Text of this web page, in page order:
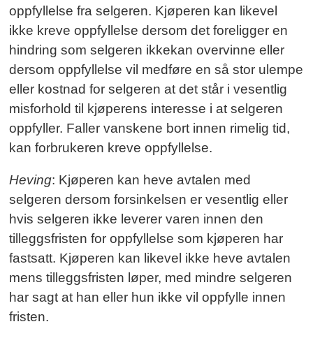
oppfyllelse fra selgeren. Kjøperen kan likevel
ikke kreve oppfyllelse dersom det foreligger en
hindring som selgeren ikkekan overvinne eller
dersom oppfyllelse vil medføre en så stor ulempe
eller kostnad for selgeren at det står i vesentlig
misforhold til kjøperens interesse i at selgeren
oppfyller. Faller vanskene bort innen rimelig tid,
kan forbrukeren kreve oppfyllelse.
Heving: Kjøperen kan heve avtalen med
selgeren dersom forsinkelsen er vesentlig eller
hvis selgeren ikke leverer varen innen den
tilleggsfristen for oppfyllelse som kjøperen har
fastsatt. Kjøperen kan likevel ikke heve avtalen
mens tilleggsfristen løper, med mindre selgeren
har sagt at han eller hun ikke vil oppfylle innen
fristen.